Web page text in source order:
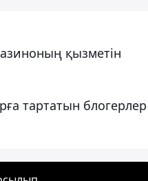
қызметін
тартатын блогерлер